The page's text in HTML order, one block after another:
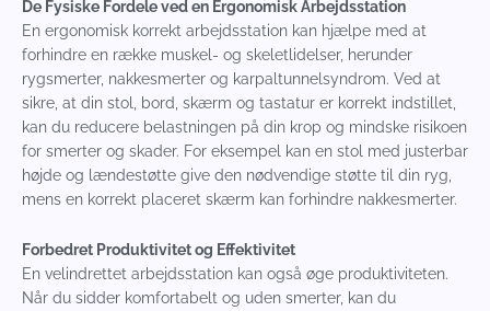
De Fysiske Fordele ved en Ergonomisk Arbejdsstation
En ergonomisk korrekt arbejdsstation kan hjælpe med at
forhindre en række muskel- og skeletlidelser, herunder
rygsmerter, nakkesmerter og karpaltunnelsyndrom. Ved at
sikre, at din stol, bord, skærm og tastatur er korrekt indstillet,
kan du reducere belastningen på din krop og mindske risikoen
for smerter og skader. For eksempel kan en stol med justerbar
højde og lændestøtte give den nødvendige støtte til din ryg,
mens en korrekt placeret skærm kan forhindre nakkesmerter.
Forbedret Produktivitet og Effektivitet
En velindrettet arbejdsstation kan også øge produktiviteten.
Når du sidder komfortabelt og uden smerter, kan du